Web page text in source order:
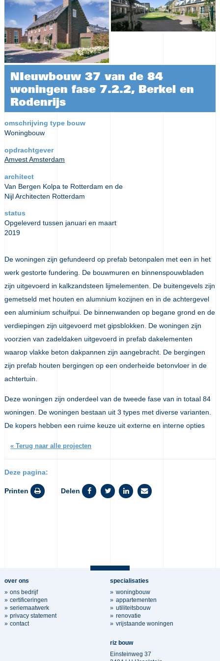
NIeuwbouw 37 van de 84
woningen fase 7.2.2, Berkel en
Rodenrijs
omschrijving type bouw
Woningbouw
opdrachtgever
Amvest Amsterdam
architect
Van Bergen Kolpa te Rotterdam en de
Nijl Architecten Rotterdam
status
Opgeleverd tussen januari en maart
2019
De woningen zijn gefundeerd op prefab betonpalen met een in het
werk gestorte fundering. De bouwmuren en binnenspouwbladen
zijn uitgevoerd in kalkzandsteen lijmelementen. De buitengevels zijn
gemetseld met houten en alumnium kozijnen en in de achtergevel
een aluminium schuifpui. De binnenwanden op begane grond en de
verdiepingen zijn uitgevoerd met gipsblokken. De woningen zijn
voorzien van zadeldaken uitgevoerd in prefab dakelementen
waarop vlakke beton dakpannen zijn aangebracht. De bergingen
zijn prefab houten bergingen op een onderheide betonvloer in de
achtertuin.
Deze woningen zijn onderdeel van de tweede fase van in totaal 84
woningen. De woningen bestaan uit 3 types met diverse varianten.
De kopers hebben een ruime keuze uit externe en interne opties
« Terug naar alle projecten
Deze pagina:
Printen Delen
over ons
ons bedrijf
certificeringen
seriemaatwerk
privacy statement
contact
specialisaties
woningbouw
appartementen
utiliteitsbouw
renovatie
vrijstaande woningen
riz bouw
Einsteinweg 37